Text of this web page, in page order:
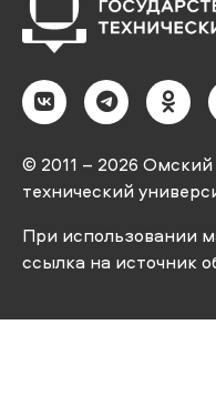
© 2011 – 2026
технический
При использовании
ссылка на источник